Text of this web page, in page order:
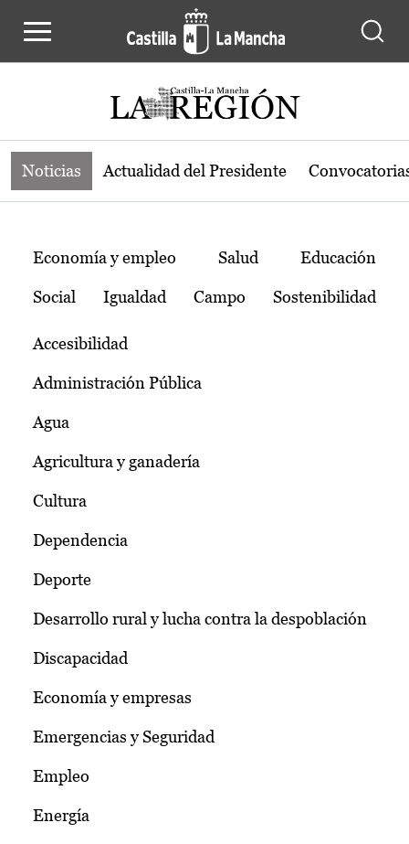
Noticias de la región de Castilla-La
Noticias Actualidad del Presidente
Temas
Economía y empleo Salud Educación
Social Igualdad Campo Sostenibilidad
Accesibilidad
Administración Pública
Agua
Agricultura y ganadería
Cultura
Dependencia
Deporte
Desarrollo rural y lucha contra la despoblación
Discapacidad
Economía y empresas
Emergencias y Seguridad
Empleo
Energía